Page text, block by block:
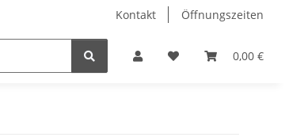
Kontakt Öffnungszeiten
0,00 €
Dienstleistungen Geschenkartikel &